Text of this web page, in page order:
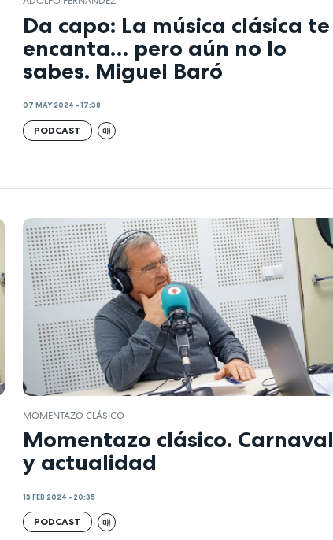
Da capo: La música clásica te
encanta… pero aún no lo
sabes. Miguel Baró
07 MAY 2024 - 17:38
PODCAST
MOMENTAZO CLÁSICO
Momentazo clásico. Carnaval
y actualidad
13 FEB 2024 - 20:35
PODCAST